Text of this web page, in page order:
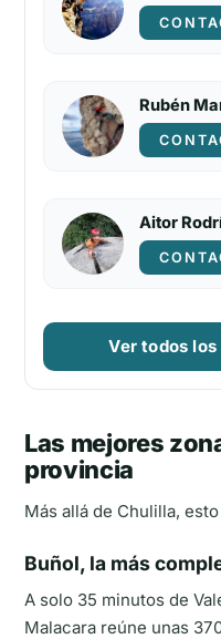
Rubén
Aitor
Ver todos
Las mejores
provincia
Más allá de Chulilla,
Buñol, la más
A solo 35 minutos de
Malacara reúne unas